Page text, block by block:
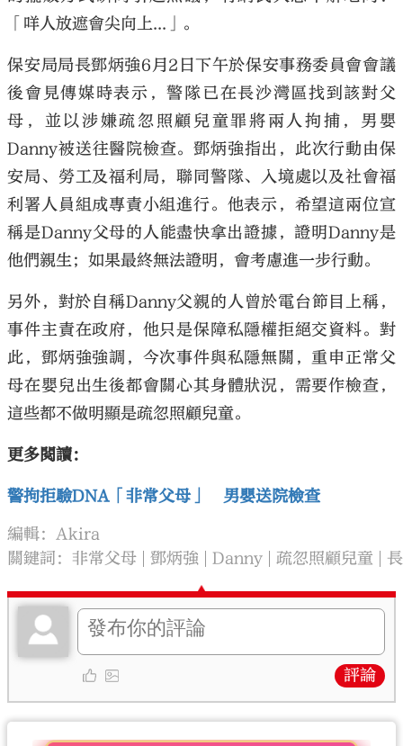
「咩人放遮會尖向上...」。
保安局局長鄧炳強6月2日下午於保安事務委員會會議
後會見傳媒時表示，警隊已在長沙灣區找到該對父
母，並以涉嫌疏忽照顧兒童罪將兩人拘捕，男嬰
Danny被送往醫院檢查。鄧炳強指出，此次行動由保
安局、勞工及福利局，聯同警隊、入境處以及社會福
利署人員組成專責小組進行。他表示，希望這兩位宣
稱是Danny父母的人能盡快拿出證據，證明Danny是
他們親生；如果最終無法證明，會考慮進一步行動。
另外，對於自稱Danny父親的人曾於電台節目上稱，
事件主責在政府，他只是保障私隱權拒絕交資料。對
此，鄧炳強強調，今次事件與私隱無關，重申正常父
母在嬰兒出生後都會關心其身體狀況，需要作檢查，
這些都不做明顯是疏忽照顧兒童。
更多閱讀：
警拘拒驗DNA「非常父母」 男嬰送院檢查
編輯：Akira
關鍵詞：非常父母 鄧炳強 Danny 疏忽照顧兒童
評論